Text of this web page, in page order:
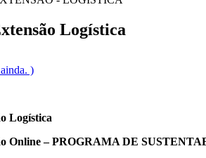
Logística
)
Logística
Online – PROGRAMA DE